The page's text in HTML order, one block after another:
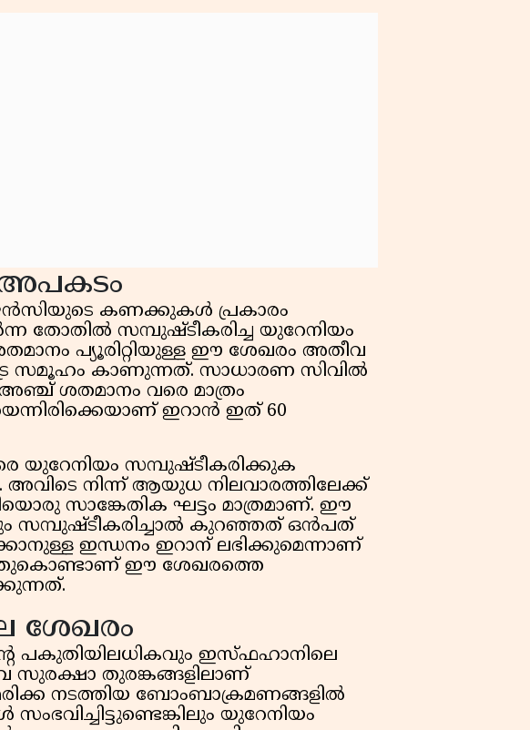
കണക്കുകൾ പ്രകാരം
തോതിൽ സമ്പുഷ്ടീകരിച്ച യുറേനിയം
പ്യൂരിറ്റിയുള്ള ഈ ശേഖരം അതീവ
സമൂഹം കാണുന്നത്. സാധാരണ സിവിൽ
ശതമാനം വരെ മാത്രം
ഇറാൻ ഇത് 60
യുറേനിയം സമ്പുഷ്ടീകരിക്കുക
നിന്ന് ആയുധ നിലവാരത്തിലേക്ക്
സാങ്കേതിക ഘട്ടം മാത്രമാണ്. ഈ
സമ്പുഷ്ടീകരിച്ചാൽ കുറഞ്ഞത് ഒൻപത്
ഇന്ധനം ഇറാന് ലഭിക്കുമെന്നാണ്
ഈ ശേഖരത്തെ
ശേഖരം
പകുതിയിലധികവും ഇസ്‌ഫഹാനിലെ
സുരക്ഷാ തുരങ്കങ്ങളിലാണ്
നടത്തിയ ബോംബാക്രമണങ്ങളിൽ
യുറേനിയം